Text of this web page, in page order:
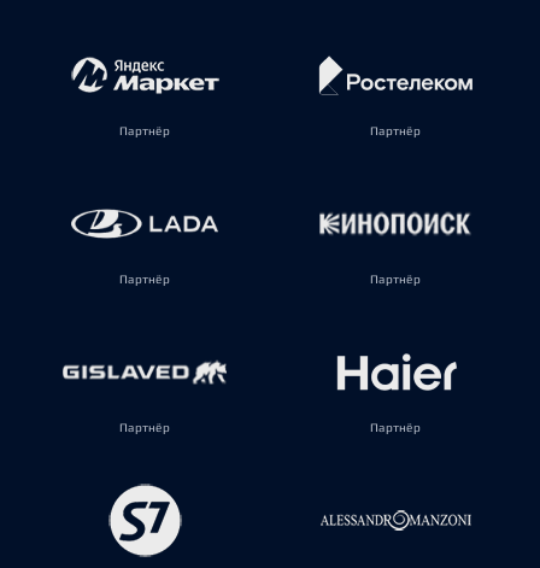
Партнёр Партнёр
Партнёр Партнёр
Партнёр Партнёр